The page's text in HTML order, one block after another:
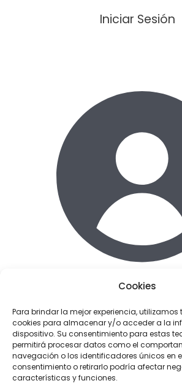
Cookies
Para brindar la mejor experiencia,
cookies para almacenar y/o acceder a la
dispositivo. Su consentimiento para estas
permitirá procesar datos como el
navegación o los identificadores únicos en
consentimiento o retirarlo podría afectar
características y funciones.
Iniciar Sesión
Enlaces de interes
Terminos y condiciones
Politica de Privacidad
Política de cookies